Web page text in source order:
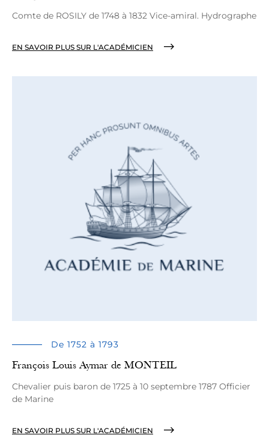
Comte de ROSILY de 1748 à 1832 Vice-amiral. Hydrographe
EN SAVOIR PLUS SUR L'ACADÉMICIEN
De 1752 à 1793
François Louis Aymar de MONTEIL
Chevalier puis baron de 1725 à 10 septembre 1787 Officier
de Marine
EN SAVOIR PLUS SUR L'ACADÉMICIEN